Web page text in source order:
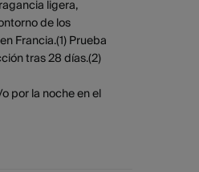
ligera,
de los
Francia.(1) Prueba
tras 28 días.(2)
por la noche en el